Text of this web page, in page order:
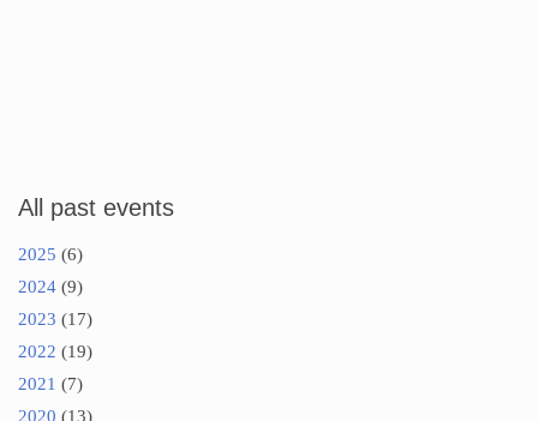
All past events
2025 (6)
2024 (9)
2023 (17)
2022 (19)
2021 (7)
2020 (13)